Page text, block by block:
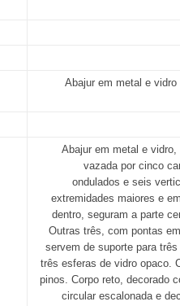
Abajur em metal e
Abajur em metal e
vazada por cinco
ondulados e seis
extremidades maiores e
dentro, seguram a parte
Outras três, com pontas
servem de suporte para
três esferas de vidro opaco.
pinos. Corpo reto, decorado
circular escalonada e